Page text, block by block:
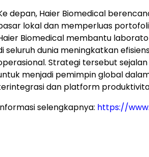
depan, Haier Biomedical
lokal dan memperluas
Biomedical membantu
seluruh dunia meningkatkan
Strategi tersebut
menjadi pemimpin global
dan platform
selengkapnya: https://